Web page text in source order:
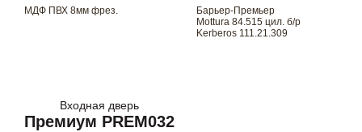
МДФ ПВХ 8мм фрез.
Барьер-Премьер
Mottura 84.515 цил. б/р
Kerberos 111.21.309
Входная дверь
Премиум PREM032